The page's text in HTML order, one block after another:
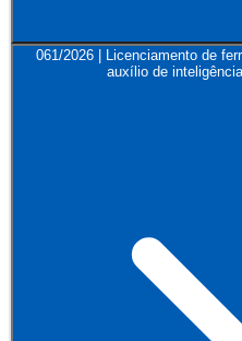
061/2026 | Licenciamento de
auxílio de